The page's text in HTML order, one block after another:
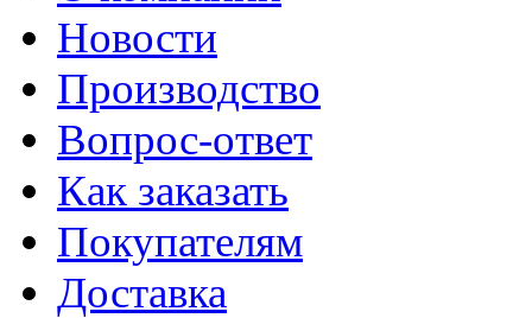
Новости
Производство
Вопрос-ответ
Как заказать
Покупателям
Доставка